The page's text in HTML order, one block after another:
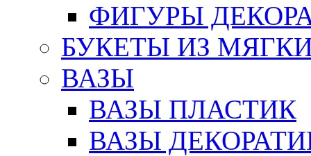
ФИГУРЫ
БУКЕТЫ ИЗ
ВАЗЫ
ВАЗЫ ПЛАСТИК
ВАЗЫ